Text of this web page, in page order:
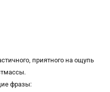
приятного на ощупь
фразы: